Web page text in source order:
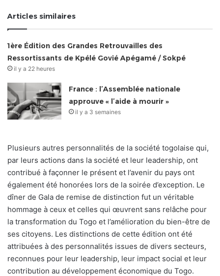
Articles similaires
1ère Édition des Grandes Retrouvailles des
Ressortissants de Kpélé Govié Apégamé / Sokpé
il y a 22 heures
France : l’Assemblée nationale
approuve « l’aide à mourir »
il y a 3 semaines
Plusieurs autres personnalités de la société togolaise qui,
par leurs actions dans la société et leur leadership, ont
contribué à façonner le présent et l’avenir du pays ont
également été honorées lors de la soirée d’exception. Le
dîner de Gala de remise de distinction fut un véritable
hommage à ceux et celles qui œuvrent sans relâche pour
la transformation du Togo et l’amélioration du bien-être de
ses citoyens. Les distinctions de cette édition ont été
attribuées à des personnalités issues de divers secteurs,
reconnues pour leur leadership, leur impact social et leur
contribution au développement économique du Togo.